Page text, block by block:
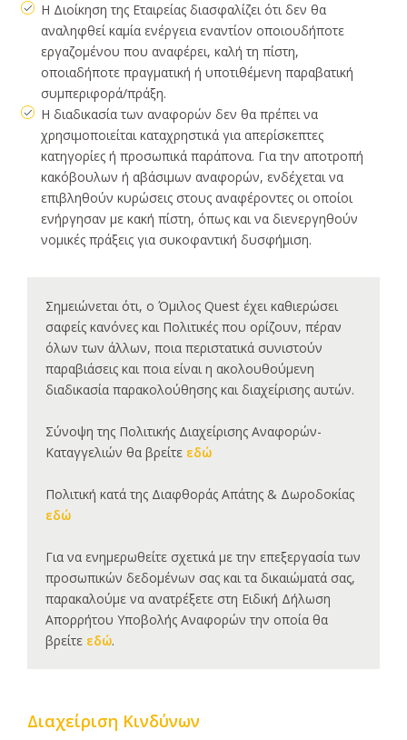
Η Διοίκηση της Εταιρείας διασφαλίζει ότι δεν θα
αναληφθεί καμία ενέργεια εναντίον οποιουδήποτε
εργαζομένου που αναφέρει, καλή τη πίστη,
οποιαδήποτε πραγματική ή υποτιθέμενη παραβατική
συμπεριφορά/πράξη.
Η διαδικασία των αναφορών δεν θα πρέπει να
χρησιμοποιείται καταχρηστικά για απερίσκεπτες
κατηγορίες ή προσωπικά παράπονα. Για την αποτροπή
κακόβουλων ή αβάσιμων αναφορών, ενδέχεται να
επιβληθούν κυρώσεις στους αναφέροντες οι οποίοι
ενήργησαν με κακή πίστη, όπως και να διενεργηθούν
νομικές πράξεις για συκοφαντική δυσφήμιση.
Σημειώνεται ότι, ο Όμιλος Quest έχει καθιερώσει
σαφείς κανόνες και Πολιτικές που ορίζουν, πέραν
όλων των άλλων, ποια περιστατικά συνιστούν
παραβιάσεις και ποια είναι η ακολουθούμενη
διαδικασία παρακολούθησης και διαχείρισης αυτών.
Σύνοψη της Πολιτικής Διαχείρισης Αναφορών-
Καταγγελιών θα βρείτε εδώ
Πολιτική κατά της Διαφθοράς Απάτης & Δωροδοκίας
εδώ
Για να ενημερωθείτε σχετικά με την επεξεργασία των
προσωπικών δεδομένων σας και τα δικαιώματά σας,
παρακαλούμε να ανατρέξετε στη Ειδική Δήλωση
Απορρήτου Υποβολής Αναφορών την οποία θα
βρείτε εδώ.
Διαχείριση Κινδύνων